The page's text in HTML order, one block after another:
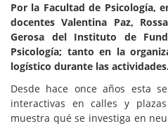
Por la Facultad de Psicología,
docentes Valentina Paz,
Gerosa del Instituto de
Psicología; tanto en la
logístico durante las actividades.
Desde hace once años esta
interactivas en calles y
muestra qué se investiga en